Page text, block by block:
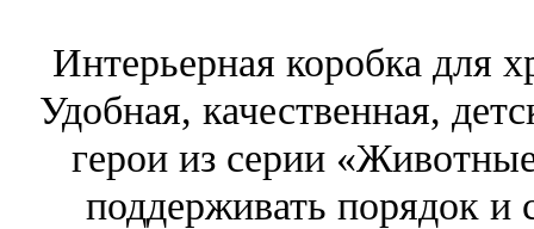
Интерьерная коробка для
Удобная, качественная,
герои из серии
поддерживать порядок